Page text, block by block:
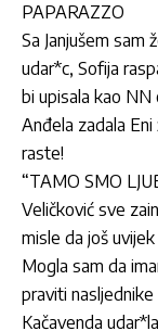
PAPARAZZO
Sa Janjušem sam
udar*c, Sofija
bi upisala kao NN
Anđela zadala
raste!
“TAMO SMO
Veličković sve
misle da još
Mogla sam da
praviti
Kačavenda